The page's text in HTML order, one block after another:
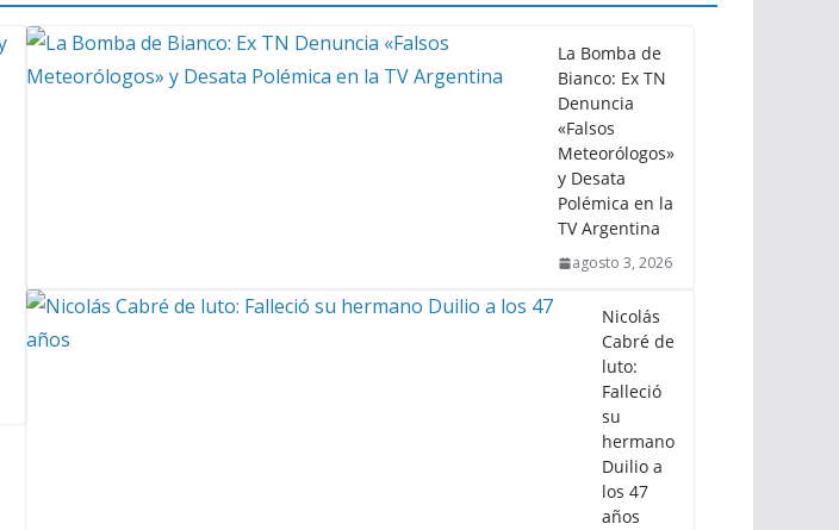
La Bomba de
Bianco: Ex TN
Denuncia
«Falsos
Meteorólogos»
y Desata
Polémica en la
TV Argentina
agosto 3, 2026
Nicolás
Cabré de
luto:
Falleció
su
hermano
Duilio a
los 47
años